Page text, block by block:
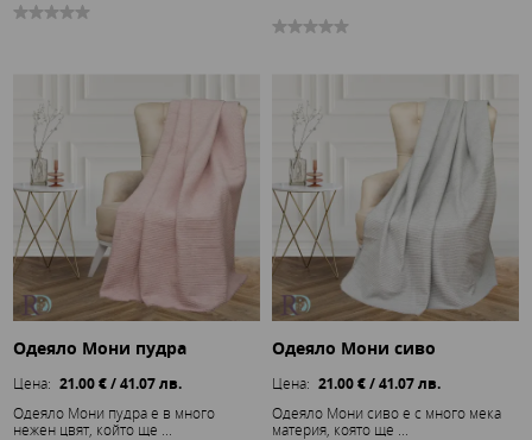
Одеяло Мони пудра
Цена: 21.00 € / 41.07 лв.
Одеяло Мони пудра е в много
нежен цвят, който ще ...
Одеяло Мони сиво
Цена: 21.00 € / 41.07 лв.
Одеяло Мони сиво е с много мека
материя, която ще ...